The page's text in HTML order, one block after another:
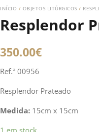
INÍCIO / OBJETOS LITÚRGICOS /
Resplendor
350.00€
Ref.ª 00956
Resplendor Prateado
Medida: 15cm x 15cm
Quantidade